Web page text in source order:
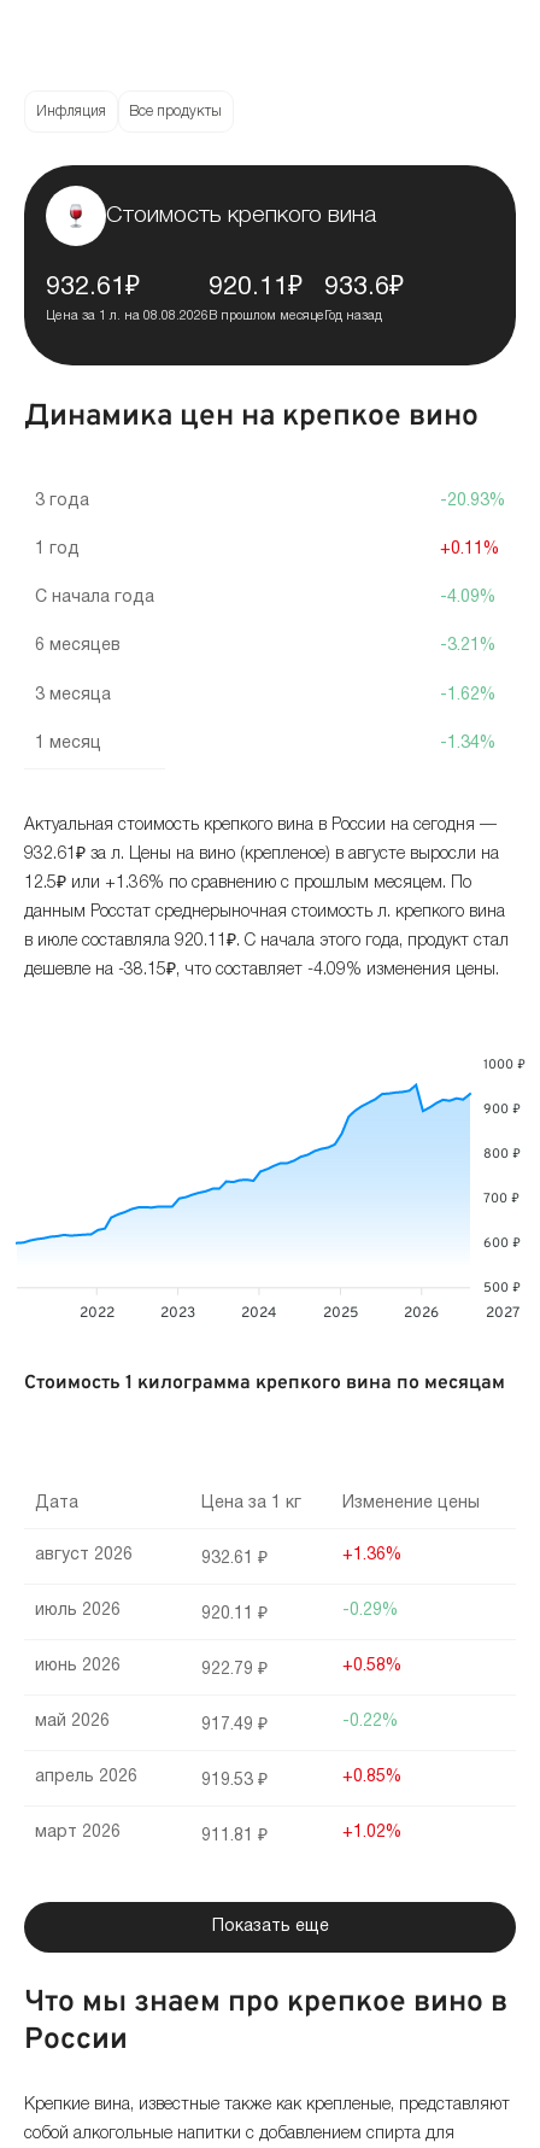
Инфляция Все продукты
Стоимость крепкого вина
932.61₽
Цена за 1 л. на 08.08.2026
920.11₽
В прошлом месяце
933.6₽
Год назад
Динамика цен на крепкое вино
3 года
1 год
С начала года
6 месяцев
3 месяца
1 месяц
-20.93%
+0.11%
-4.09%
-3.21%
-1.62%
-1.34%
Актуальная стоимость крепкого вина в России на сегодня —
932.61₽ за л. Цены на вино (крепленое) в августе выросли на
12.5₽ или +1.36% по сравнению с прошлым месяцем. По
данным Росстат среднерыночная стоимость л. крепкого вина
в июле составляла 920.11₽. С начала этого года, продукт стал
дешевле на -38.15₽, что составляет -4.09% изменения цены.
1000 ₽
900 ₽
800 ₽
700 ₽
600 ₽
500 ₽
2022 2023 2024 2025 2026 2027
Стоимость 1 килограмма крепкого вина по месяцам
Дата Цена за 1 кг Изменение цены
август 2026 932.61 ₽ +1.36%
июль 2026 920.11 ₽ -0.29%
июнь 2026 922.79 ₽ +0.58%
май 2026 917.49 ₽ -0.22%
апрель 2026 919.53 ₽ +0.85%
март 2026 911.81 ₽ +1.02%
январь 2026
декабрь 2025 952.63 ₽ +1.35%
ноябрь 2025
октябрь 2025 937.07 ₽ +0.13%
Показать еще
Что мы знаем про крепкое вино в
России
Крепкие вина, известные также как крепленые, представляют
собой алкогольные напитки с добавлением спирта для